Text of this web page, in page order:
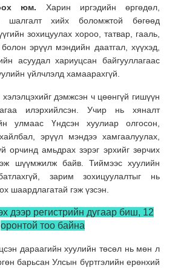
юм. Харин иргэдийн өргөдөл,
шалгалт хийх боломжтой бөгөөд
зохицуулах хороо, татвар, гааль,
эрүүл мэндийн даатгал, хүүхэд,
асуудал хариуцсан байгууллагаас
үйлчлэлд хамаарахгүй.
дэмжсэн ч цөөнгүй гишүүн
илэрхийлсэн. Учир нь хяналт
улмаас Үндсэн хуулиар олгосон,
эрүүл мэндээ хамгаалуулах,
орчинд амьдрах зэрэг эрхийг зөрчих
шүүмжилж байв. Тиймээс хуулийн
зарим зохицуулалтыг нь
шаардлагатай гэж үзсэн.
дээр регистрийн дугаар биш, 12
оронтой тоо байна
дараагийн хуулийн төсөл нь мөн л
барьсан Улсын бүртгэлийн ерөнхий